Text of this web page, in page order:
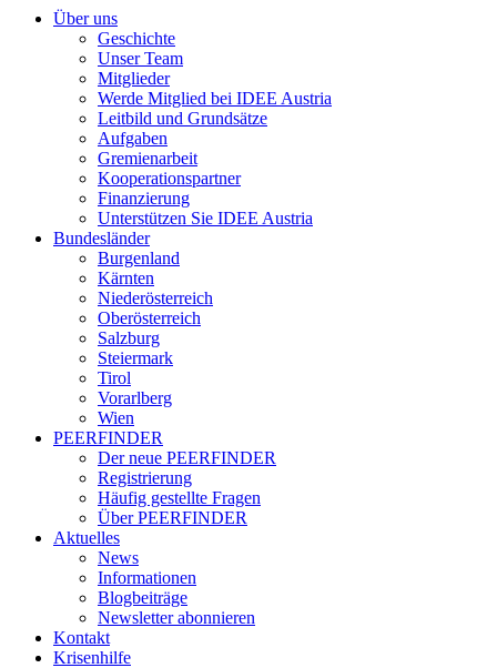
Über uns
Geschichte
Unser Team
Mitglieder
Werde Mitglied bei IDEE Austria
Leitbild und Grundsätze
Aufgaben
Gremienarbeit
Kooperationspartner
Finanzierung
Unterstützen Sie IDEE Austria
Bundesländer
Burgenland
Kärnten
Niederösterreich
Oberösterreich
Salzburg
Steiermark
Tirol
Vorarlberg
Wien
PEERFINDER
Der neue PEERFINDER
Registrierung
Häufig gestellte Fragen
Über PEERFINDER
Aktuelles
News
Informationen
Blogbeiträge
Newsletter abonnieren
Kontakt
Krisenhilfe